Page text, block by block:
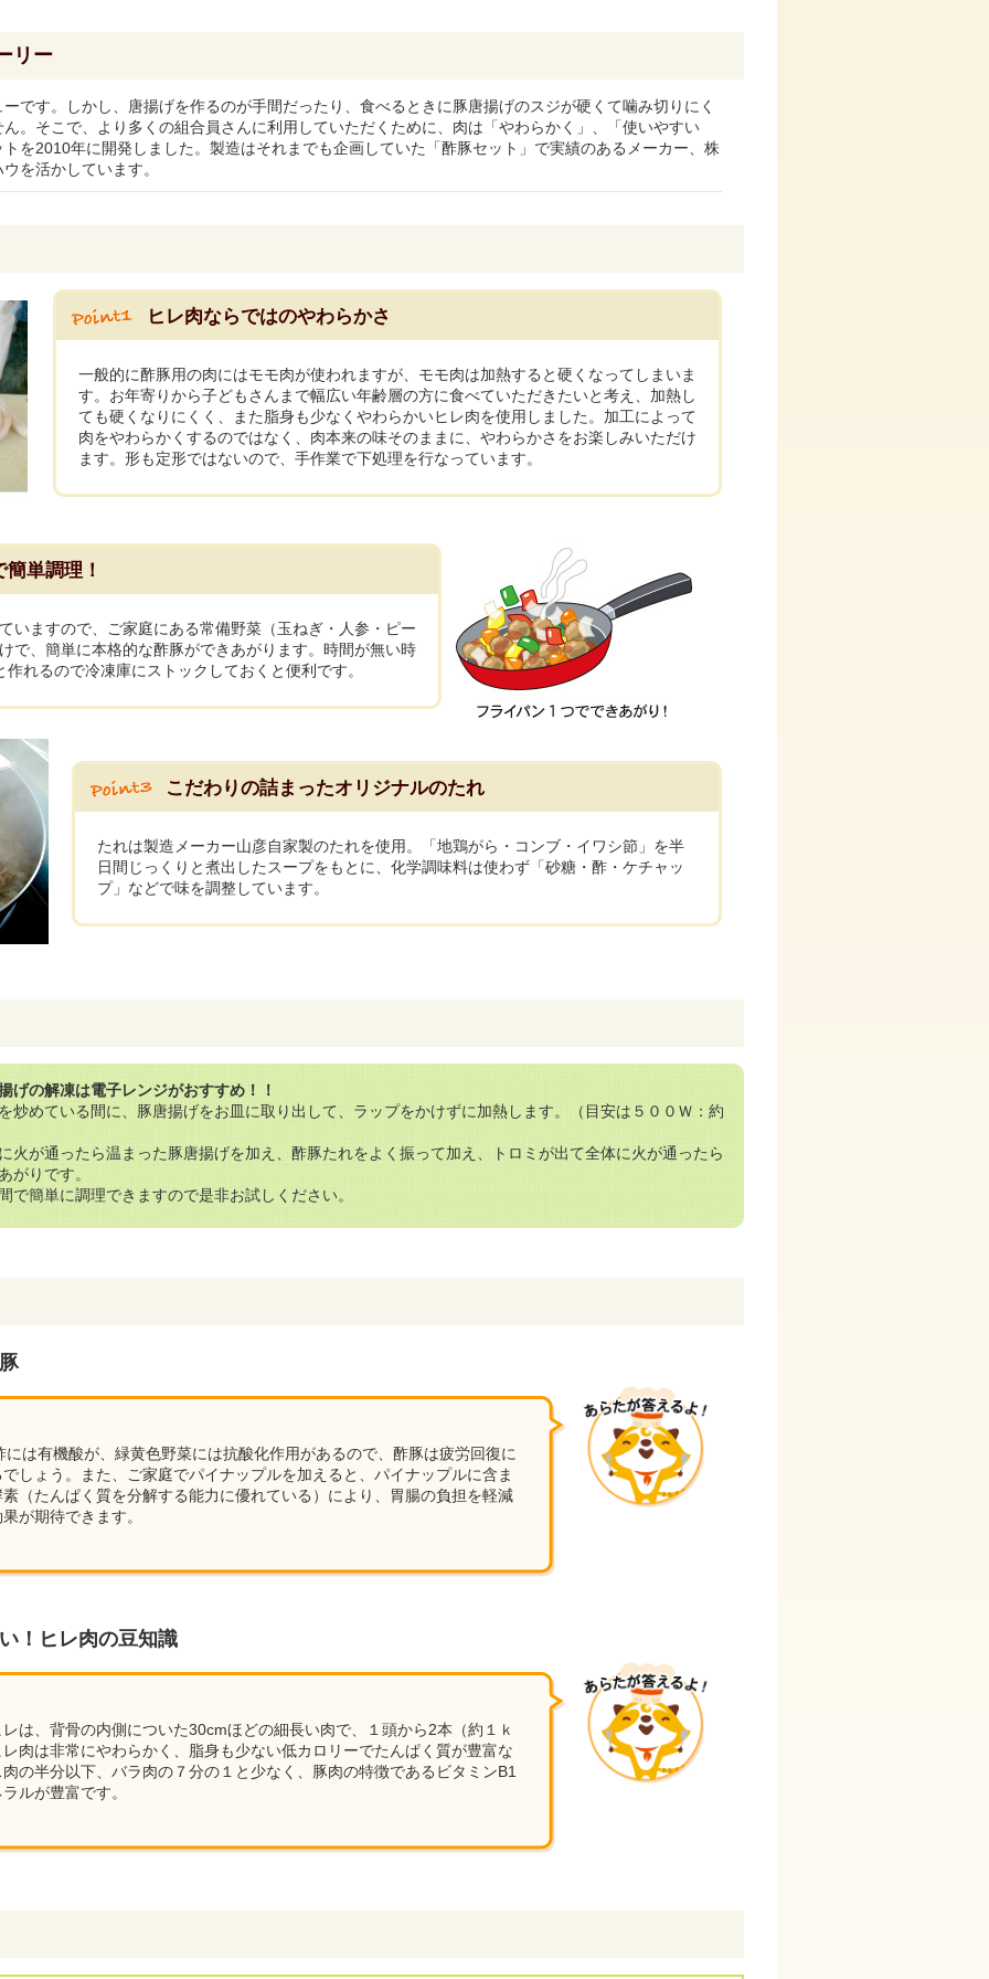
リー
です。しかし、唐揚げを作るのが手間だったり、食べるときに豚唐揚げのスジが硬くて噛み切りにく
。そこで、より多くの組合員さんに利用していただくために、肉は「やわらかく」、「使いやすい
を2010年に開発しました。製造はそれまでも企画していた「酢豚セット」で実績のあるメーカー、株
を活かしています。
ヒレ肉ならではのやわらかさ
一般的に酢豚用の肉にはモモ肉が使われますが、モモ肉は加熱すると硬くなってしまいま
す。お年寄りから子どもさんまで幅広い年齢層の方に食べていただきたいと考え、加熱し
ても硬くなりにくく、また脂身も少なくやわらかいヒレ肉を使用しました。加工によって
肉をやわらかくするのではなく、肉本来の味そのままに、やわらかさをお楽しみいただけ
ます。形も定形ではないので、手作業で下処理を行なっています。
単調理！
いますので、ご家庭にある常備野菜（玉ねぎ・人参・ピー
で、簡単に本格的な酢豚ができあがります。時間が無い時
れるので冷凍庫にストックしておくと便利です。
こだわりの詰まったオリジナルのたれ
たれは製造メーカー山彦自家製のたれを使用。「地鶏がら・コンブ・イワシ節」を半
日間じっくりと煮出したスープをもとに、化学調味料は使わず「砂糖・酢・ケチャッ
プ」などで味を調整しています。
げの解凍は電子レンジがおすすめ！！
炒めている間に、豚唐揚げをお皿に取り出して、ラップをかけずに加熱します。（目安は５００Ｗ：約
火が通ったら温まった豚唐揚げを加え、酢豚たれをよく振って加え、トロミが出て全体に火が通ったら
がりです。
で簡単に調理できますので是非お試しください。
は有機酸が、緑黄色野菜には抗酸化作用があるので、酢豚は疲労回復に
しょう。また、ご家庭でパイナップルを加えると、パイナップルに含ま
（たんぱく質を分解する能力に優れている）により、胃腸の負担を軽減
が期待できます。
！ヒレ肉の豆知識
は、背骨の内側についた30cmほどの細長い肉で、１頭から2本（約１ｋ
肉は非常にやわらかく、脂身も少ない低カロリーでたんぱく質が豊富な
の半分以下、バラ肉の７分の１と少なく、豚肉の特徴であるビタミンB1
ルが豊富です。